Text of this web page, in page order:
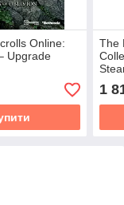
Online:
Upgrade
The
1